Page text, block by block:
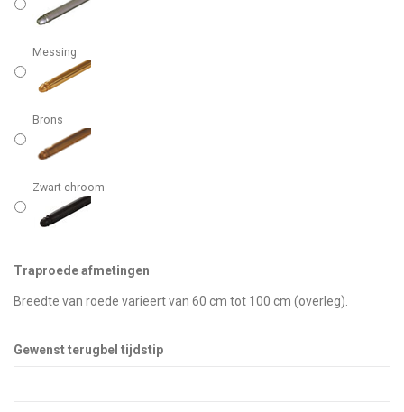
Messing
Brons
Zwart chroom
Traproede afmetingen
Breedte van roede varieert van 60 cm tot 100 cm (overleg).
Gewenst terugbel tijdstip